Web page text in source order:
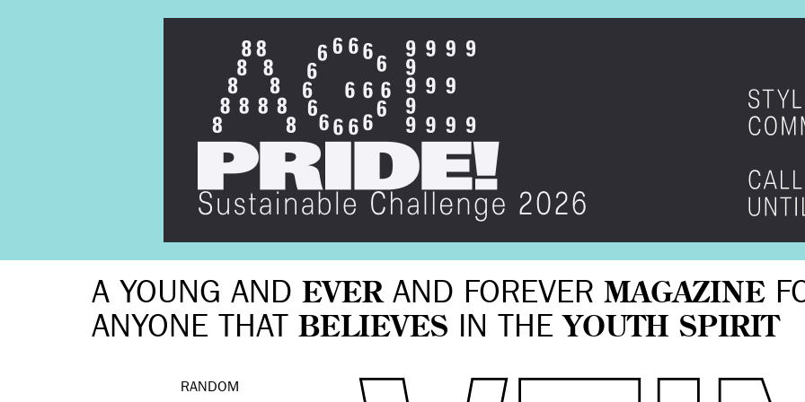
A YOUNG AND EVERAND FOREVER MAGAZINE
ANYONE THAT BELIEVES IN THE YOUTH SPIRIT
RANDOM